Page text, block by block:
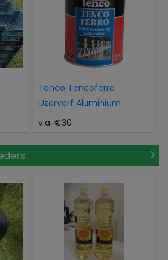
Tenco Tencoferro
IJzerverf Aluminium
v.a. €30